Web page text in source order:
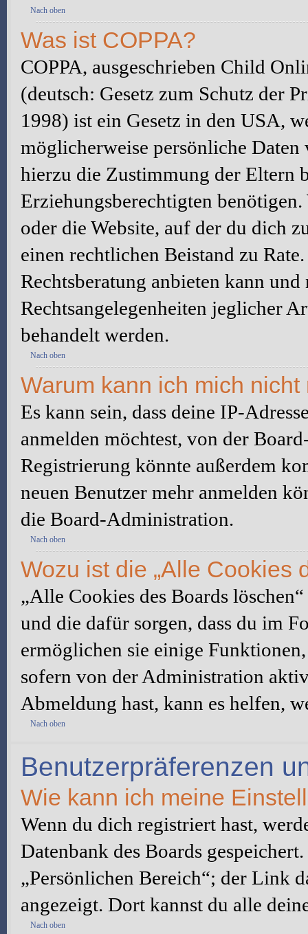
Nach oben
Was ist COPPA?
COPPA, ausgeschrieben Child
(deutsch: Gesetz zum Schutz der
1998) ist ein Gesetz in den USA,
möglicherweise persönliche
hierzu die Zustimmung der Eltern
Erziehungsberechtigten
oder die Website, auf der du dich
einen rechtlichen Beistand zu
Rechtsberatung anbieten kann
Rechtsangelegenheiten jeglicher
behandelt werden.
Nach oben
Warum kann ich mich nicht
Es kann sein, dass deine IP-
anmelden möchtest, von der
Registrierung könnte außerdem
neuen Benutzer mehr anmelden
die Board-Administration.
Nach oben
Wozu ist die „Alle Cookies
„Alle Cookies des Boards
und die dafür sorgen, dass du im
ermöglichen sie einige
sofern von der Administration
Abmeldung hast, kann es helfen,
Nach oben
Benutzerpräferenzen
Wie kann ich meine
Wenn du dich registriert hast,
Datenbank des Boards
„Persönlichen Bereich“; der Link
angezeigt. Dort kannst du alle
Nach oben